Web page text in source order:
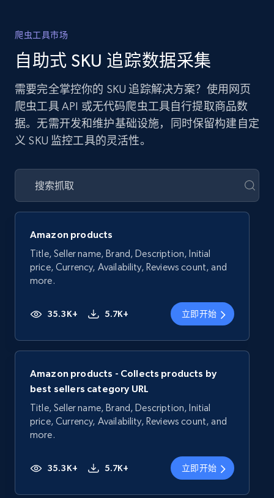
爬虫工具市场
自助式 SKU 追踪数据采集
需要完全掌控你的 SKU 追踪解决方案？使用网页
爬虫工具 API 或无代码爬虫工具自行提取商品数
据。无需开发和维护基础设施，同时保留构建自定
义 SKU 监控工具的灵活性。
Amazon products
Title, Seller name, Brand, Description, Initial
price, Currency, Availability, Reviews count, and
more.
35.3K+ 5.7K+ 立即开始
Amazon products - Collects products by
best sellers category URL
Title, Seller name, Brand, Description, Initial
price, Currency, Availability, Reviews count, and
more.
35.3K+ 5.7K+ 立即开始